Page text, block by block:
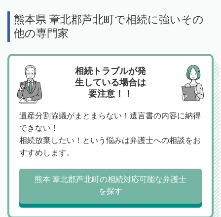
熊本県 葦北郡芦北町で相続に強いその
他の専門家
相続トラブルが発
生している場合は
要注意！！
遺産分割協議がまとまらない！遺言書の内容に納得
できない！
相続放棄したい！という悩みは弁護士への相談をお
すすめします。
熊本 葦北郡芦北町の相続対応可能な弁護士
を探す